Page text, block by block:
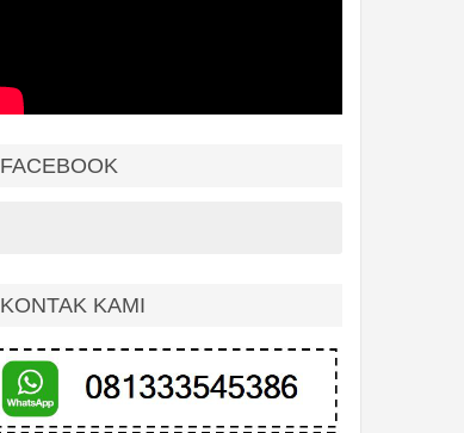
FACEBOOK
KONTAK KAMI